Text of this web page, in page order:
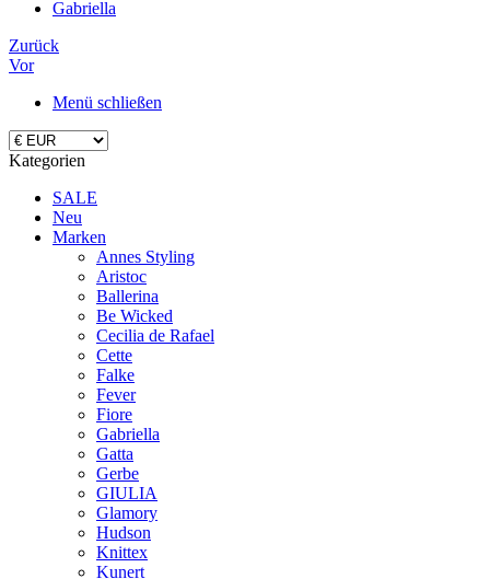
Gabriella
Zurück
Vor
Menü schließen
Kategorien
SALE
Neu
Marken
Annes Styling
Aristoc
Ballerina
Be Wicked
Cecilia de Rafael
Cette
Falke
Fever
Fiore
Gabriella
Gatta
Gerbe
GIULIA
Glamory
Hudson
Knittex
Kunert